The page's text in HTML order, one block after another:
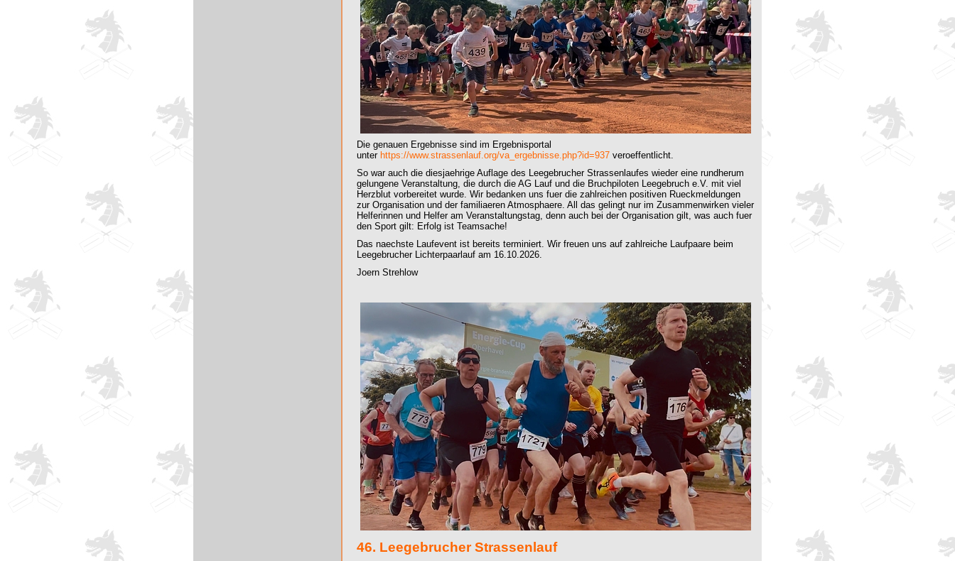
Die genauen Ergebnisse sind im Ergebnisportal
unterhttps://www.strassenlauf.org/va_ergebnisse.php?id=937 veroeffentlicht.
So war auch die diesjaehrige Auflage des Leegebrucher Strassenlaufes wieder eine rundherum
gelungene Veranstaltung, die durch die AG Lauf und die Bruchpiloten Leegebruch e.V. mit viel
Herzblut vorbereitet wurde. Wir bedanken uns fuer die zahlreichen positiven Rueckmeldungen
zur Organisation und der familiaeren Atmosphaere. All das gelingt nur im Zusammenwirken vieler
Helferinnen und Helfer am Veranstaltungstag, denn auch bei der Organisation gilt, was auch fuer
den Sport gilt: Erfolg ist Teamsache!
Das naechste Laufevent ist bereits terminiert. Wir freuen uns auf zahlreiche Laufpaare beim
Leegebrucher Lichterpaarlauf am 16.10.2026.
Joern Strehlow
46. Leegebrucher Strassenlauf